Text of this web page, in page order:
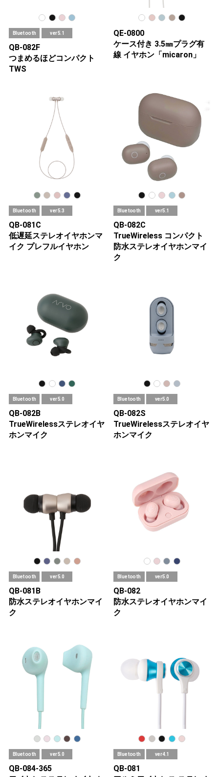
Bluetooth ver 5.1
QB-082F
つまめるほどコンパクト
TWS
QE-0800
ケース付き 3.5㎜プラグ有
線 イヤホン「micaron」
Bluetooth ver 5.3
QB-081C
低遅延ステレオイヤホンマ
イク プレフルイヤホン
Bluetooth ver 5.1
QB-082C
TrueWireless コンパクト
防水ステレオイヤホンマイ
ク
Bluetooth ver 5.0
QB-082B
TrueWirelessステレオイヤ
ホンマイク
Bluetooth ver 5.0
QB-082S
TrueWirelessステレオイヤ
ホンマイク
Bluetooth ver 5.0
QB-081B
防水ステレオイヤホンマイ
ク
Bluetooth ver 5.0
QB-082
防水ステレオイヤホンマイ
ク
Bluetooth ver 5.0
QB-084-365
Bluetooth ver 4.1
QB-081